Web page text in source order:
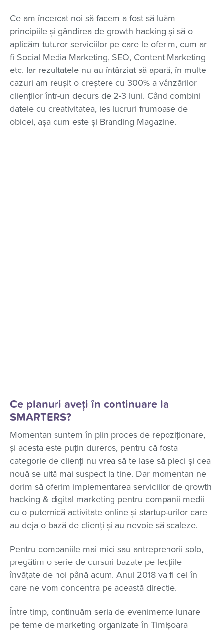
Ce am încercat noi să facem a fost să luăm
principiile și gândirea de growth hacking și să o
aplicăm tuturor serviciilor pe care le oferim, cum ar
fi Social Media Marketing, SEO, Content Marketing
etc. Iar rezultatele nu au întârziat să apară, în multe
cazuri am reușit o creștere cu 300% a vânzărilor
clienților într-un decurs de 2-3 luni. Când combini
datele cu creativitatea, ies lucruri frumoase de
obicei, așa cum este și Branding Magazine.
Ce planuri aveți în continuare la
SMARTERS?
Momentan suntem în plin proces de repoziționare,
și acesta este puțin dureros, pentru că fosta
categorie de clienți nu vrea să te lase să pleci și cea
nouă se uită mai suspect la tine. Dar momentan ne
dorim să oferim implementarea serviciilor de growth
hacking & digital marketing pentru companii medii
cu o puternică activitate online și startup-urilor care
au deja o bază de clienți și au nevoie să scaleze.
Pentru companiile mai mici sau antreprenorii solo,
pregătim o serie de cursuri bazate pe lecțiile
învățate de noi până acum. Anul 2018 va fi cel în
care ne vom concentra pe această direcție.
Între timp, continuăm seria de evenimente lunare
pe teme de marketing organizate în Timișoara